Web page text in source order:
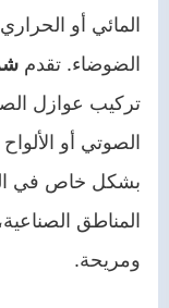
المائي أو
الضوضاء. تقدم
تركيب عوازل
الصوتي أو
بشكل خاص في
المناطق
ومريحة.